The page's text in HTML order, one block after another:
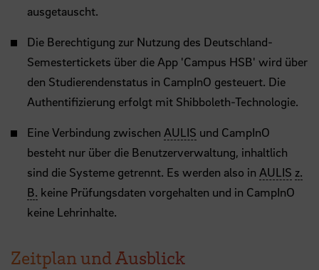
ausgetauscht.
Die Berechtigung zur Nutzung des Deutschland-
Semestertickets über die App 'Campus HSB' wird über
den Studierendenstatus in CampInO gesteuert. Die
Authentifizierung erfolgt mit Shibboleth-Technologie.
Eine Verbindung zwischen AULIS und CampInO
besteht nur über die Benutzerverwaltung, inhaltlich
sind die Systeme getrennt. Es werden also in AULIS z.
B. keine Prüfungsdaten vorgehalten und in CampInO
keine Lehrinhalte.
Zeitplan und Ausblick